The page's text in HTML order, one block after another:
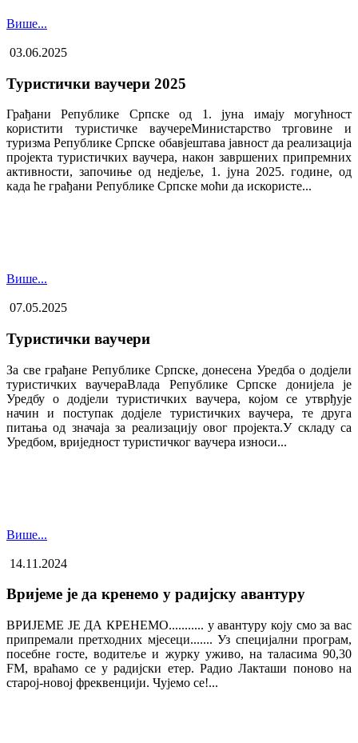
Више...
03.06.2025
Туристички ваучери 2025
Грађани Републике Српске од 1. јуна имају могућност
користити туристичке ваучере​Министарство трговине и
туризма Републике Српске обавјештава јавност да реализација
пројекта туристичких ваучера, након завршених припремних
активности, започиње од недјеље, 1. јуна 2025. године, од
када ће грађани Републике Српске моћи да искористе...
Више...
07.05.2025
Туристички ваучери
За све грађане Републике Српске, донесена Уредба о додјели
туристичких ваучера​Влада Републике Српске донијела је
Уредбу о додјели туристичких ваучера, којом се утврђује
начин и поступак додјеле туристичких ваучера, те друга
питања од значаја за реализацију овог пројекта.У складу са
Уредбом, вриједност туристичког ваучера износи...
Више...
14.11.2024
Вријеме је да кренемо у радијску авантуру
ВРИЈЕМЕ ЈЕ ДА КРЕНЕМО........... у авантуру коју смо за вас
припремали претходних мјесеци....... Уз специјални програм,
посебне госте, водитеље и журку уживо, на таласима 90,30
FM, враћамо се у радијски етер. Радио Лакташи поново на
старој-новој фреквенцији. Чујемо се!...